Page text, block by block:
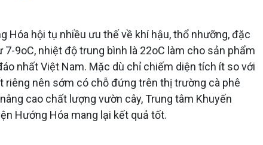
Hóa hội tụ nhiều ưu thế về khí hậu, thổ nhưỡng, đặc
9oC, nhiệt độ trung bình là 22oC làm cho sản phẩm
nhất Việt Nam. Mặc dù chỉ chiếm diện tích ít so với
riêng nên sớm có chỗ đứng trên thị trường cà phê
cao chất lượng vườn cây, Trung tâm Khuyến
Hướng Hóa mang lại kết quả tốt.